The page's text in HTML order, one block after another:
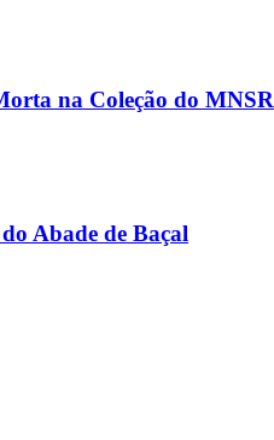
na Coleção do MNSR
Abade de Baçal